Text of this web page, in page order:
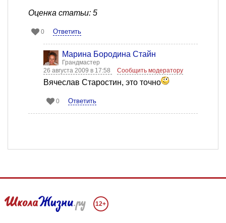
Оценка статьи: 5
0 Ответить
Марина Бородина Стайн
Грандмастер
26 августа 2009 в 17:58
Сообщить модератору
Вячеслав Старостин, это точно
0 Ответить
12+